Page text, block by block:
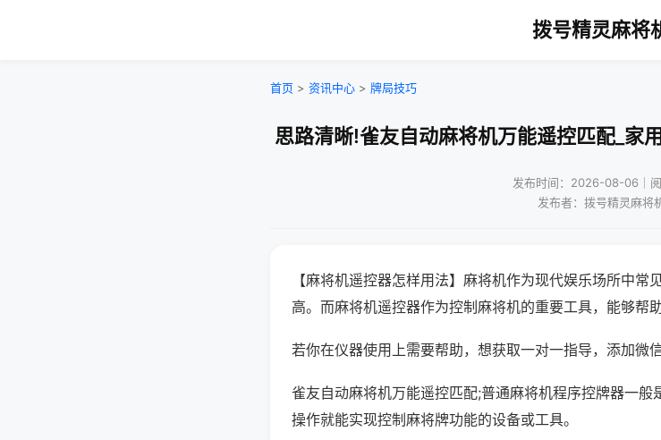
拨号精灵麻将
首页 > 资讯中心 > 牌局技巧
思路清晰!雀友自动麻将机万能遥控匹配_家
发布时间：2026-08-06｜
发布者：拨号精灵麻将
【麻将机遥控器怎样用法】麻将机作为现代娱乐场所中
高。而麻将机遥控器作为控制麻将机的重要工具，能够帮
若你在仪器使用上需要帮助，想获取一对一指导，添加微
雀友自动麻将机万能遥控匹配;普通麻将机程序控牌器一
操作就能实现控制麻将牌功能的设备或工具。